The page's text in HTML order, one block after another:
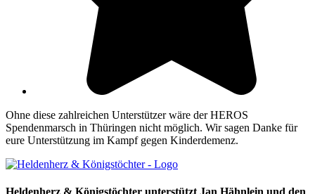
Ohne diese zahlreichen Unterstützer wäre der HEROS
Spendenmarsch in Thüringen nicht möglich. Wir sagen Danke für
eure Unterstützung im Kampf gegen Kinderdemenz.
Heldenherz & Königstöchter unterstützt Jan Hähnlein und den